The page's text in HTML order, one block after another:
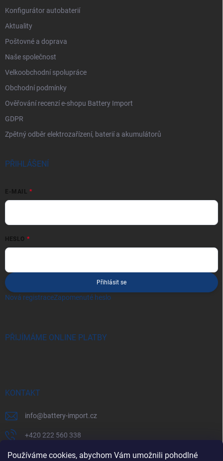
Používáme cookies, abychom Vám umožnili pohodlné
Konfigurátor autobaterií
Aktuality
Poštovné a doprava
Naše společnost
Velkoobchodní spolupráce
Obchodní podmínky
Ověřování recenzí e-shopu Battery Import
GDPR
Zpětný odběr elektrozařízení, baterií a akumulátorů
PŘIHLÁŠENÍ
E-MAIL
HESLO
Přihlásit se
Nová registraceZapomenuté heslo
PŘIJÍMÁME ONLINE PLATBY
KONTAKT
info@battery-import.cz
+420 222 560 338
+420 774 969 705